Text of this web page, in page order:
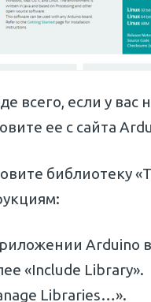
всего, если у вас
ее с сайта
библиотеку
Arduino
«Include Library».
Libraries…».